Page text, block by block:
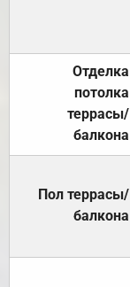
Отделка
потолка
террасы/
балкона
Пол террасы/
балкона